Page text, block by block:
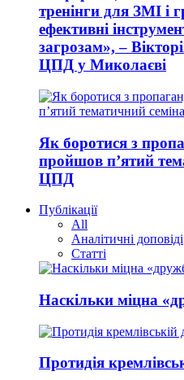
тренінги для ЗМІ і
ефективні
загрозам», –
ЦПД у Миколаєві
Як боротися з
пройшов п’ятий
ЦПД
Публікації
All
Аналітичні доповіді
Статті
Наскільки міцна
Протидія